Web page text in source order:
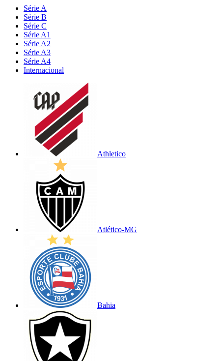
Série A
Série B
Série C
Série A1
Série A2
Série A3
Série A4
Internacional
Athletico
Atlético-MG
Bahia